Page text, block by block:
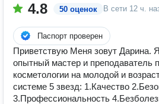
4.8 50 оценок В сети 12 ч.
Паспорт проверен
Приветствую Меня зовут Дарина.
опытный мастер и преподаватель
косметологии на молодой и
системе 5 звезд: ️1.Качество
️3.Профессиональность